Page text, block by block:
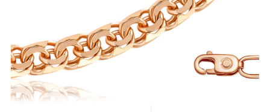
Зарегистрироваться